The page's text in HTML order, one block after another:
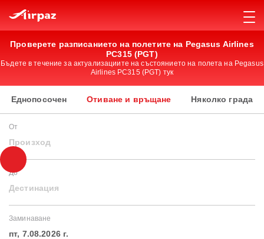
Проверете разписанието на полетите на Pegasus Airlines
PC315 (PGT)
Бъдете в течение за актуализациите на състоянието на полета на Pegasus
Airlines PC315 (PGT) тук
Еднопосочен Отиване и връщане Няколко града
От
Произход
До
Дестинация
Заминаване
пт, 7.08.2026 г.